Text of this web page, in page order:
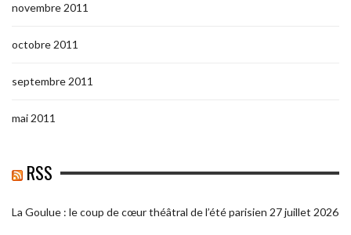
novembre 2011
octobre 2011
septembre 2011
mai 2011
RSS
La Goulue : le coup de cœur théâtral de l’été parisien 27 juillet 2026